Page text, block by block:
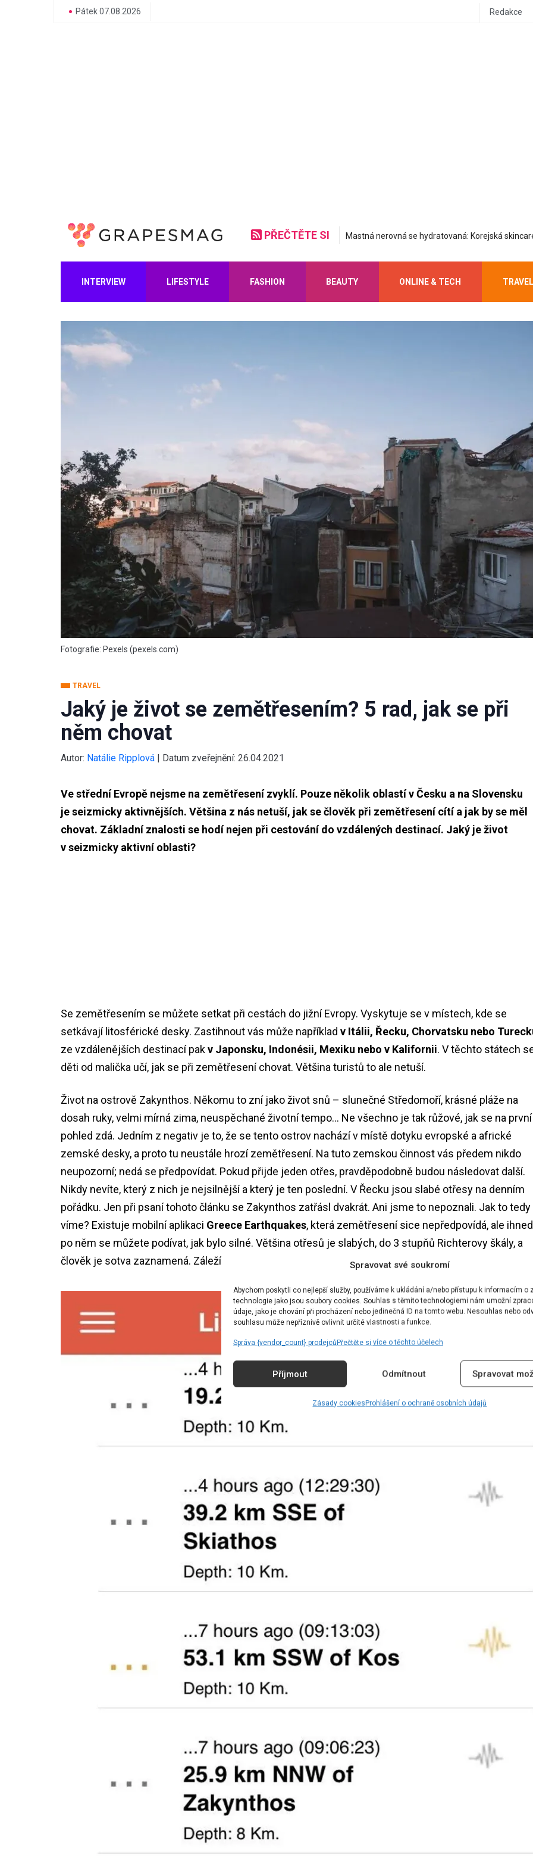
Spravovat své soukromí
Abychom poskytli co nejlepší služby, používáme k ukládání a/nebo přístupu k informacím o
technologie jako jsou soubory cookies. Souhlas s těmito technologiemi nám umožní
údaje, jako je chování při procházení nebo jedinečná ID na tomto webu. Nesouhlas nebo
souhlasu může nepříznivě ovlivnit určité vlastnosti a funkce.
Správa {vendor_count} prodejcůPřečtěte si více o těchto účelech
Příjmout Odmítnout Spravovat
Zásady cookiesProhlášení o ochraně osobních údajů
Pátek 07.08.2026 Redakce
PŘEČTĚTE SI Do letadla stylově a pohodlně: Inspirujte se airport
INTERVIEW LIFESTYLE FASHION BEAUTY ONLINE & TECH TRAVEL
Fotografie: Pexels (pexels.com)
TRAVEL
Jaký je život se zemětřesením? 5 rad, jak se při
něm chovat
Autor: Natálie Ripplová | Datum zveřejnění: 26.04.2021
Ve střední Evropě nejsme na zemětřesení zvyklí. Pouze několik oblastí v Česku a na Slovensku
je seizmicky aktivnějších. Většina z nás netuší, jak se člověk při zemětřesení cítí a jak by se měl
chovat. Základní znalosti se hodí nejen při cestování do vzdálených destinací. Jaký je život
v seizmicky aktivní oblasti?
Se zemětřesením se můžete setkat při cestách do jižní Evropy. Vyskytuje se v místech, kde se
setkávají litosférické desky. Zastihnout vás může například v Itálii, Řecku, Chorvatsku nebo
ze vzdálenějších destinací pakv Japonsku, Indonésii, Mexiku nebo v Kalifornii. V těchto státech
děti od malička učí, jak se při zemětřesení chovat. Většina turistů to ale netuší.
Život na ostrově Zakynthos. Někomu to zní jako život snů – slunečné Středomoří, krásné pláže na
dosah ruky, velmi mírná zima, neuspěchané životní tempo… Ne všechno je tak růžové, jak se na první
pohled zdá. Jedním z negativ je to, že se tento ostrov nachází v místě dotyku evropské a africké
zemské desky, a proto tu neustále hrozí zemětřesení. Na tuto zemskou činnost vás předem nikdo
neupozorní; nedá se předpovídat. Pokud přijde jeden otřes, pravděpodobně budou následovat další.
Nikdy nevíte, který z nich je nejsilnější a který je ten poslední. V Řecku jsou slabé otřesy na denním
pořádku. Jen při psaní tohoto článku se Zakynthos zatřásl dvakrát. Ani jsme to nepoznali. Jak to tedy
víme? Existuje mobilní aplikaci Greece Earthquakes, která zemětřesení sice nepředpovídá, ale ihned
po něm se můžete podívat, jak bylo silné. Většina otřesů je slabých, do 3 stupňů Richterovy škály, a
člověk je sotva zaznamená. Záleží také na tom, jak daleko a hluboko se nachází epicentrum.